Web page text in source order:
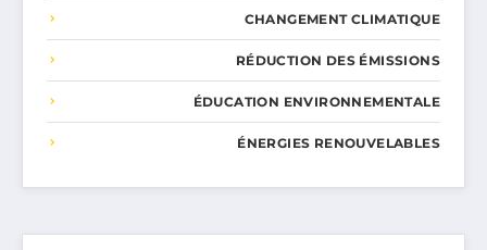
CHANGEMENT CLIMATIQUE
RÉDUCTION DES ÉMISSIONS
ÉDUCATION ENVIRONNEMENTALE
ÉNERGIES RENOUVELABLES